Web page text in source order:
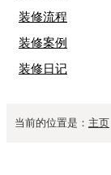
装修流程
装修案例
装修日记
当前的位置是： 主页